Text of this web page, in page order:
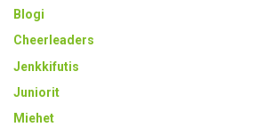
Blogi
Cheerleaders
Jenkkifutis
Juniorit
Miehet